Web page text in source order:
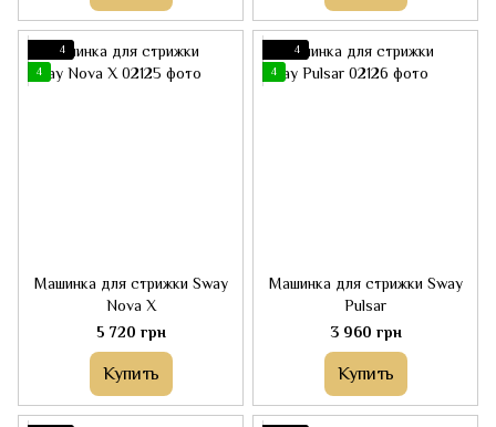
4
4
Машинка для стрижки Sway
Nova X
5 720 грн
Купить
4
4
Машинка для стрижки Sway
Pulsar
3 960 грн
Купить